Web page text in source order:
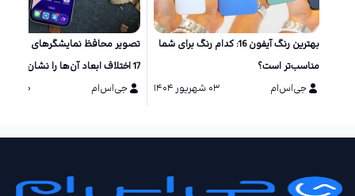
بهترین رنگ آیفون 16: کدام رنگ برای شما
مناسب‌تر است؟
جی‌اس‌ام
۰۳ شهریور ۱۴۰۴
تصویر محافظ نمایشگر‌های سری
17 اختلاف ابعاد آن‌ها را نشان می‌دهد
جی‌اس‌ام
۲۰ مرداد ۱۴۰۴